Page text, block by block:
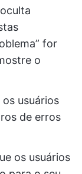
for
o
usuários
de erros
os usuários